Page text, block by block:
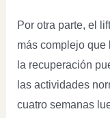
Por otra parte, el
más complejo
la recuperación
las actividades
cuatro semanas